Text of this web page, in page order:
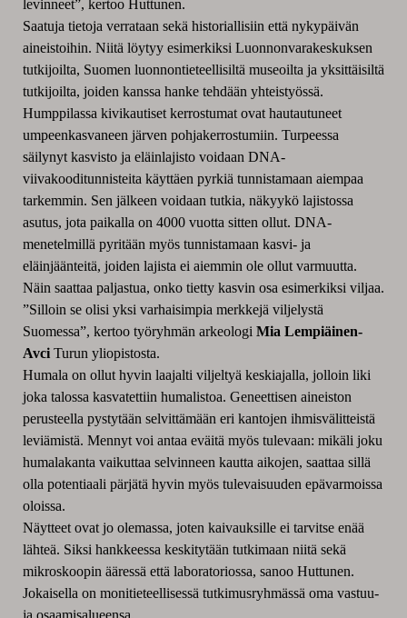
levinneet”, kertoo Huttunen.
Saatuja tietoja verrataan sekä historiallisiin että nykypäivän
aineistoihin. Niitä löytyy esimerkiksi Luonnonvarakeskuksen
tutkijoilta, Suomen luonnontieteellisiltä museoilta ja yksittäisiltä
tutkijoilta, joiden kanssa hanke tehdään yhteistyössä.
Humppilassa kivikautiset kerrostumat ovat hautautuneet
umpeenkasvaneen järven pohjakerrostumiin. Turpeessa
säilynyt kasvisto ja eläinlajisto voidaan DNA-
viivakooditunnisteita käyttäen pyrkiä tunnistamaan aiempaa
tarkemmin. Sen jälkeen voidaan tutkia, näkyykö lajistossa
asutus, jota paikalla on 4000 vuotta sitten ollut. DNA-
menetelmillä pyritään myös tunnistamaan kasvi- ja
eläinjäänteitä, joiden lajista ei aiemmin ole ollut varmuutta.
Näin saattaa paljastua, onko tietty kasvin osa esimerkiksi viljaa.
”Silloin se olisi yksi varhaisimpia merkkejä viljelystä
Suomessa”, kertoo työryhmän arkeologi Mia Lempiäinen-
Avci Turun yliopistosta.
Humala on ollut hyvin laajalti viljeltyä keskiajalla, jolloin liki
joka talossa kasvatettiin humalistoa. Geneettisen aineiston
perusteella pystytään selvittämään eri kantojen ihmisvälitteistä
leviämistä. Mennyt voi antaa eväitä myös tulevaan: mikäli joku
humalakanta vaikuttaa selvinneen kautta aikojen, saattaa sillä
olla potentiaali pärjätä hyvin myös tulevaisuuden epävarmoissa
oloissa.
Näytteet ovat jo olemassa, joten kaivauksille ei tarvitse enää
lähteä. Siksi hankkeessa keskitytään tutkimaan niitä sekä
mikroskoopin ääressä että laboratoriossa, sanoo Huttunen.
Jokaisella on monitieteellisessä tutkimusryhmässä oma vastuu-